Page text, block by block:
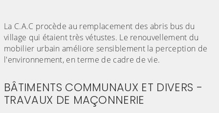
La C.A.C procède au remplacement des abris bus du
village qui étaient très vétustes. Le renouvellement du
mobilier urbain améliore sensiblement la perception de
l'environnement, en terme de cadre de vie.
BÂTIMENTS COMMUNAUX ET DIVERS -
TRAVAUX DE MAÇONNERIE